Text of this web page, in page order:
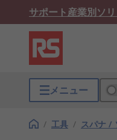
サポート産業別ソ
メニュー
/ 工具 / スパナ /